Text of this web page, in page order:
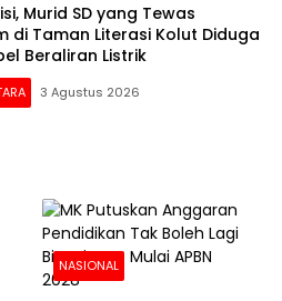
Murid SD yang Tewas
di Taman Literasi Kolut Diduga
Beraliran Listrik
3 Agustus 2026
NASIONAL